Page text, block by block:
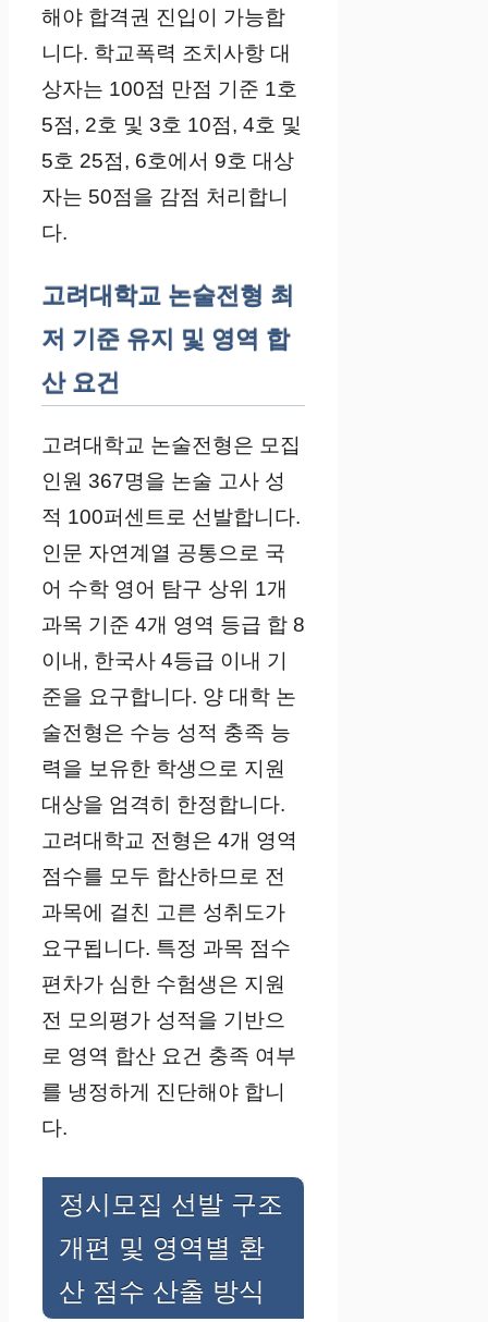
해야 합격권 진입이 가능합
니다. 학교폭력 조치사항 대
상자는 100점 만점 기준 1호
5점, 2호 및 3호 10점, 4호 및
5호 25점, 6호에서 9호 대상
자는 50점을 감점 처리합니
다.
고려대학교 논술전형 최
저 기준 유지 및 영역 합
산 요건
고려대학교 논술전형은 모집
인원 367명을 논술 고사 성
적 100퍼센트로 선발합니다.
인문 자연계열 공통으로 국
어 수학 영어 탐구 상위 1개
과목 기준 4개 영역 등급 합 8
이내, 한국사 4등급 이내 기
준을 요구합니다. 양 대학 논
술전형은 수능 성적 충족 능
력을 보유한 학생으로 지원
대상을 엄격히 한정합니다.
고려대학교 전형은 4개 영역
점수를 모두 합산하므로 전
과목에 걸친 고른 성취도가
요구됩니다. 특정 과목 점수
편차가 심한 수험생은 지원
전 모의평가 성적을 기반으
로 영역 합산 요건 충족 여부
를 냉정하게 진단해야 합니
다.
정시모집 선발 구조
개편 및 영역별 환
산 점수 산출 방식